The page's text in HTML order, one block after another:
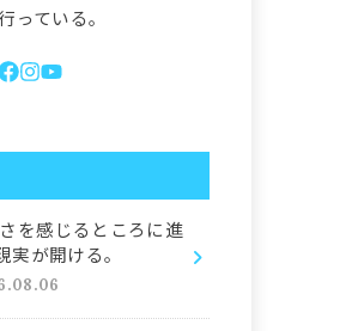
っている。
を感じるところに進
実が開ける。